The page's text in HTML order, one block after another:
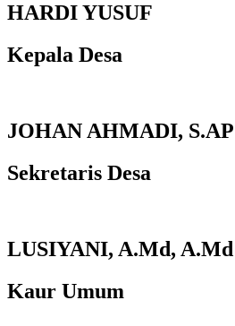
HARDI YUSUF
Kepala Desa
JOHAN AHMADI, S.AP
Sekretaris Desa
LUSIYANI, A.Md, A.Md
Kaur Umum